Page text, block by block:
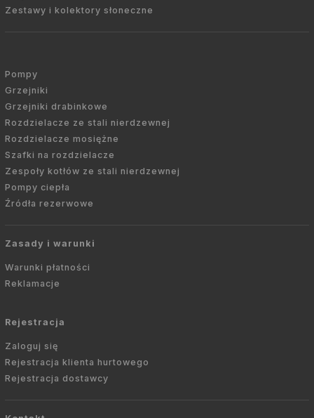
Zestawy i kolektory słoneczne
Pompy
Grzejniki
Grzejniki drabinkowe
Rozdzielacze ze stali nierdzewnej
Rozdzielacze mosiężne
Szafki na rozdzielacze
Zespoły kotłów ze stali nierdzewnej
Pompy ciepła
Źródła rezerwowe
Zasady i warunki
Warunki płatności
Reklamacje
Rejestracja
Zaloguj się
Rejestracja klienta hurtowego
Rejestracja dostawcy